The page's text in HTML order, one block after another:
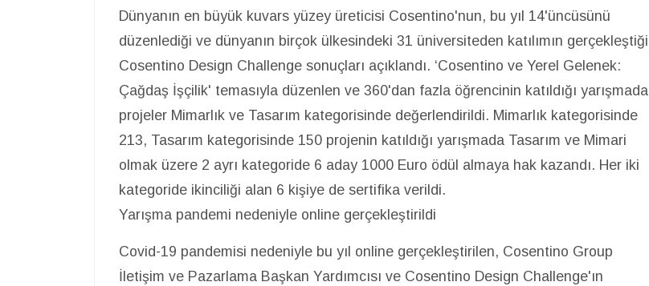
Dünyanın en büyük kuvars yüzey üreticisi Cosentino'nun, bu yıl 14'üncüsünü
düzenlediği ve dünyanın birçok ülkesindeki 31 üniversiteden katılımın gerçekleştiği
Cosentino Design Challenge sonuçları açıklandı. ‘Cosentino ve Yerel Gelenek:
Çağdaş İşçilik' temasıyla düzenlen ve 360'dan fazla öğrencinin katıldığı yarışmada
projeler Mimarlık ve Tasarım kategorisinde değerlendirildi. Mimarlık kategorisinde
213, Tasarım kategorisinde 150 projenin katıldığı yarışmada Tasarım ve Mimari
olmak üzere 2 ayrı kategoride 6 aday 1000 Euro ödül almaya hak kazandı. Her iki
kategoride ikinciliği alan 6 kişiye de sertifika verildi.
Yarışma pandemi nedeniyle online gerçekleştirildi
Covid-19 pandemisi nedeniyle bu yıl online gerçekleştirilen, Cosentino Group
İletişim ve Pazarlama Başkan Yardımcısı ve Cosentino Design Challenge'ın